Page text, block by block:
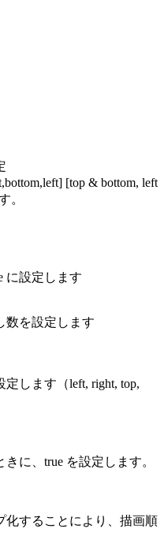
[top & bottom, left
。
設定します
を設定します
します（left, right, top,
、true を設定します。
化することにより、描画順